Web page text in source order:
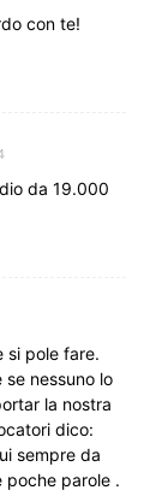
con te!
da 19.000
si pole fare.
nessuno lo
la nostra
dico:
sempre da
poche parole .